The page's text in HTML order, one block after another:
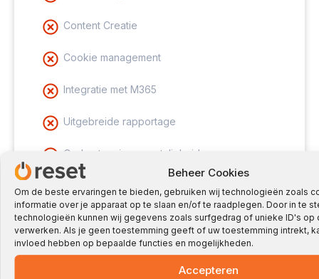
Beheer Cookies
Om de beste ervaringen te bieden, gebruiken wij technologieën zoals
informatie over je apparaat op te slaan en/of te raadplegen. Door in te
technologieën kunnen wij gegevens zoals surfgedrag of unieke ID's op
verwerken. Als je geen toestemming geeft of uw toestemming intrekt,
invloed hebben op bepaalde functies en mogelijkheden.
Accepteren
Content Creatie
Cookie management
Integratie met M365
Uitgebreide rapportage
Ondersteuning meertaligheid
Kies veilig WordPress beheer